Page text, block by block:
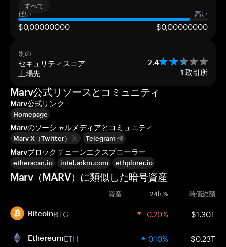
すべて
低い
高い
$0,00000000 $0,00000000
別の
セキュリティスコア 2.4
上場先 1 取引所
Marv公式リソースとコミュニティ
Marv公式リンク
Homepage
Marvのソーシャルメディアとコミュニティ
Marv X（Twitter） Telegram
Marvブロックチェーンエクスプローラー
etherscan.io intel.arkm.com ethplorer.io
Marv（MARV）に類似した暗号資産
資産 24h % 時価総額
BitcoinBTC -0.20% $1.30T
EthereumETH 0.10% $0.23T